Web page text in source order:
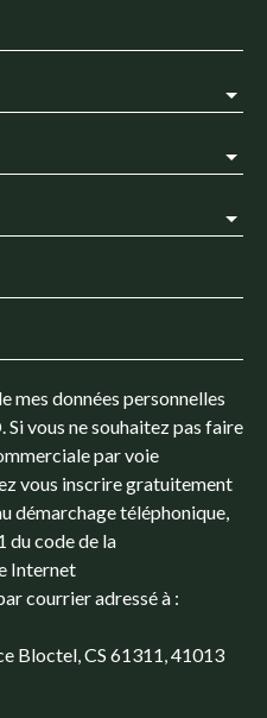
mes données personnelles
vous ne souhaitez pas faire
par voie
vous inscrire gratuitement
démarchage téléphonique,
du code de la
Internet
courrier adressé à :
Bloctel, CS 61311, 41013